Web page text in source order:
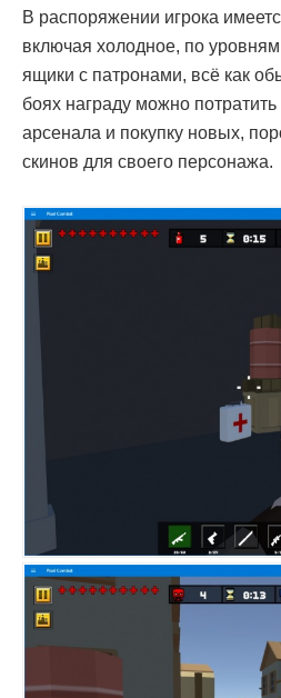
В распоряжении игрока
включая холодное, по
ящики с патронами, всё как
боях награду можно
арсенала и покупку новых,
скинов для своего персонажа.